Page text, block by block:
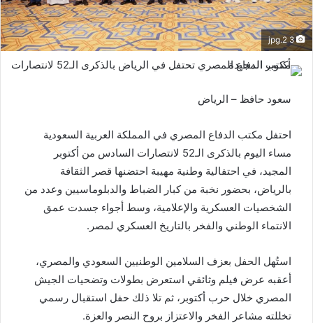
3 2.jpg
سعود حافظ – الرياض
احتفل مكتب الدفاع المصري في المملكة العربية السعودية
مساء اليوم بالذكرى الـ52 لانتصارات السادس من أكتوبر
المجيد، في احتفالية وطنية مهيبة احتضنها قصر الثقافة
بالرياض، بحضور نخبة من كبار الضباط والدبلوماسيين وعدد من
الشخصيات العسكرية والإعلامية، وسط أجواء جسدت عمق
الانتماء الوطني والفخر بالتاريخ العسكري لمصر.
استُهل الحفل بعزف السلامين الوطنيين السعودي والمصري،
أعقبه عرض فيلم وثائقي استعرض بطولات وتضحيات الجيش
المصري خلال حرب أكتوبر، ثم تلا ذلك حفل استقبال رسمي
تخللته مشاعر الفخر والاعتزاز بروح النصر والعزة.